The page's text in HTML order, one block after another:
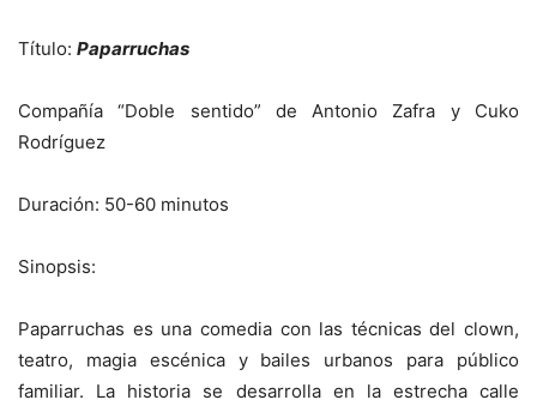
Título: Paparruchas
Compañía “Doble sentido” de Antonio Zafra y Cuko
Rodríguez
Duración: 50-60 minutos
Sinopsis:
Paparruchas es una comedia con las técnicas del clown,
teatro, magia escénica y bailes urbanos para público
familiar. La historia se desarrolla en la estrecha calle